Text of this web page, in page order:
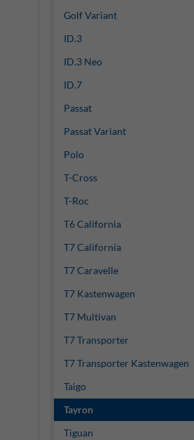
Golf Variant
ID.3
ID.3 Neo
ID.7
Passat
Passat Variant
Polo
T-Cross
T-Roc
T6 California
T7 California
T7 Caravelle
T7 Kastenwagen
T7 Multivan
T7 Transporter
T7 Transporter Kastenwagen
Taigo
Tayron
Tiguan